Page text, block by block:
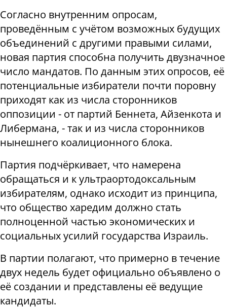
Согласно внутренним опросам,
проведённым с учётом возможных будущих
объединений с другими правыми силами,
новая партия способна получить двузначное
число мандатов. По данным этих опросов, её
потенциальные избиратели почти поровну
приходят как из числа сторонников
оппозиции - от партий Беннета, Айзенкота и
Либермана, - так и из числа сторонников
нынешнего коалиционного блока.
Партия подчёркивает, что намерена
обращаться и к ультраортодоксальным
избирателям, однако исходит из принципа,
что общество харедим должно стать
полноценной частью экономических и
социальных усилий государства Израиль.
В партии полагают, что примерно в течение
двух недель будет официально объявлено о
её создании и представлены её ведущие
кандидаты.